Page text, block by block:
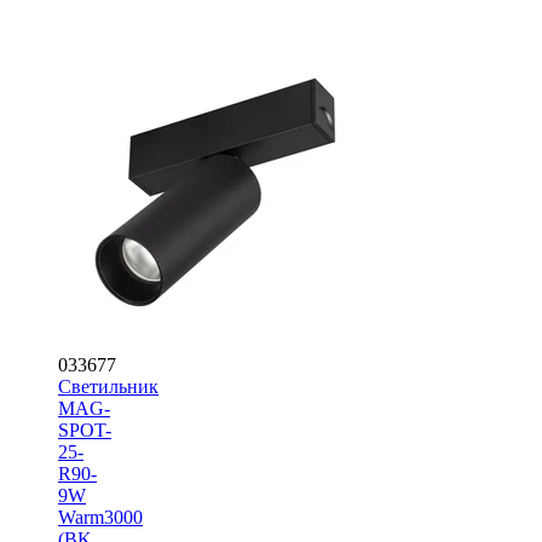
033677
Светильник
MAG-
SPOT-
25-
R90-
9W
Warm3000